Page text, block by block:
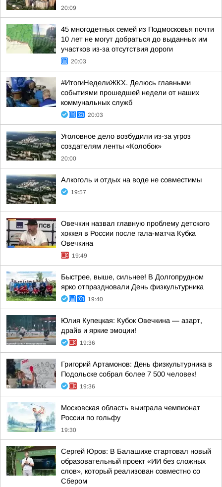
20:09
45 многодетных семей из Подмосковья почти
10 лет не могут добраться до выданных им
участков из-за отсутствия дороги
20:03
#ИтогиНеделиЖКХ. Делюсь главными
событиями прошедшей недели от наших
коммунальных служб
20:03
Уголовное дело возбудили из-за угроз
создателям ленты «Колобок»
20:00
Алкоголь и отдых на воде не совместимы
19:57
Овечкин назвал главную проблему детского
хоккея в России после гала-матча Кубка
Овечкина
19:49
Быстрее, выше, сильнее! В Долгопрудном
ярко отпраздновали День физкультурника
19:40
Юлия Купецкая: Кубок Овечкина — азарт,
драйв и яркие эмоции!
19:36
Григорий Артамонов: День физкультурника в
Подольске собрал более 7 500 человек!
19:36
Московская область выиграла чемпионат
России по гольфу
19:30
Сергей Юров: В Балашихе стартовал новый
образовательный проект «ИИ без сложных
слов», который реализован совместно со
Сбером